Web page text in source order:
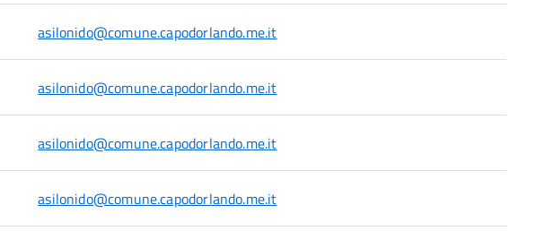
asilonido@comune.capodorlando.me.it
asilonido@comune.capodorlando.me.it
asilonido@comune.capodorlando.me.it
asilonido@comune.capodorlando.me.it